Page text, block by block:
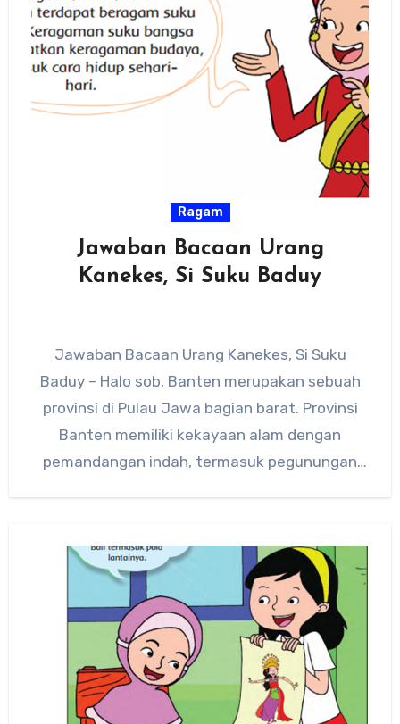
Ragam
Jawaban Bacaan Urang
Kanekes, Si Suku Baduy
Jawaban Bacaan Urang Kanekes, Si Suku
Baduy – Halo sob, Banten merupakan sebuah
provinsi di Pulau Jawa bagian barat. Provinsi
Banten memiliki kekayaan alam dengan
pemandangan indah, termasuk pegunungan